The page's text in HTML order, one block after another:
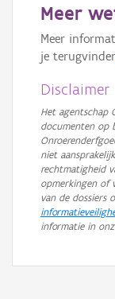
Meer
Meer
je
Disclaimer
Het agentschap
documenten op
niet
rechtmatigheid
opmerkingen of
van de dossiers
informatie in